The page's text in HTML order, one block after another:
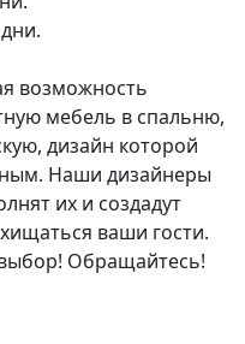
возможность
мебель в спальню,
дизайн которой
Наши дизайнеры
их и создадут
ваши гости.
Обращайтесь!